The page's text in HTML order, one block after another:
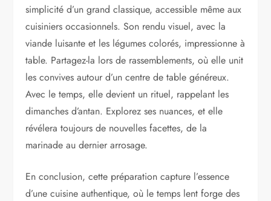
simplicité d’un grand classique, accessible même aux
cuisiniers occasionnels. Son rendu visuel, avec la
viande luisante et les légumes colorés, impressionne à
table. Partagez-la lors de rassemblements, où elle unit
les convives autour d’un centre de table généreux.
Avec le temps, elle devient un rituel, rappelant les
dimanches d’antan. Explorez ses nuances, et elle
révélera toujours de nouvelles facettes, de la
marinade au dernier arrosage.
En conclusion, cette préparation capture l’essence
d’une cuisine authentique, où le temps lent forge des